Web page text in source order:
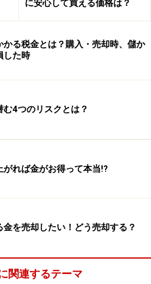
向にある背景には、世界的な
て挙げられるでしょう。
購入する際の注意点としては
るのかを解説していきます。
す。最新の内容をご確認くださ
供を目的としており、特定の金融
のではありません。
的なご判断はご自身の責任において
ついては十分に配慮しております
はなく、これに基づく損失・損害
任を負いません。
に安心して買える価格は？
かる税金とは？購入・売却時、儲か
した時
む4つのリスクとは？
がれば金がお得って本当!?
金を売却したい！どう売却する？
関連するテーマ